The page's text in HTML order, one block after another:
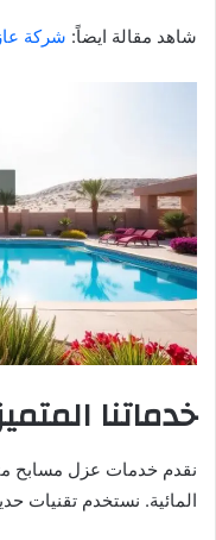
شاهد مقالة ايضاً: شركة
خدماتنا
نقدم خدمات عزل مسابح
المائية. نستخدم تقنيات